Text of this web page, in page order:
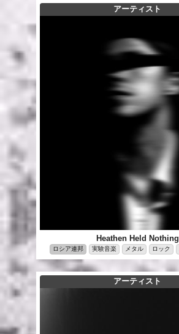
アーティスト
Heathen Held Nothing
ロシア連邦 実験音楽 メタル ロック
アーティスト